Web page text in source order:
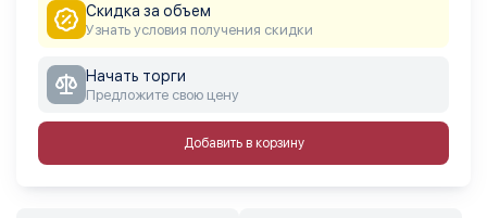
Скидка за объем
Узнать условия получения скидки
Начать торги
Предложите свою цену
Добавить в корзину